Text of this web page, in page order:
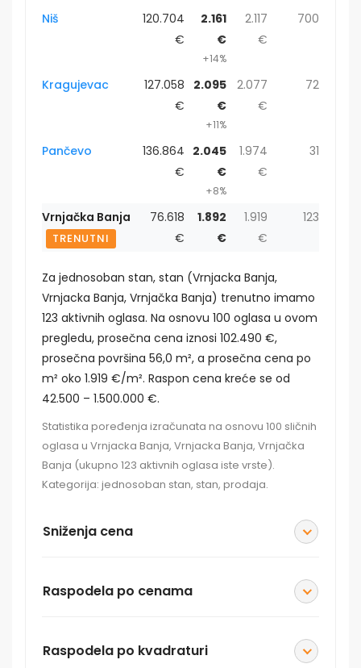
Niš
120.704
€
2.161
€
+14%
2.117
€
700
Kragujevac
127.058
€
2.095
€
+11%
2.077
€
72
Pančevo
136.864
€
2.045
€
+8%
1.974
€
31
Vrnjačka Banja
TRENUTNI
76.618
€
1.892
€
1.919
€
123
Za jednosoban stan, stan (Vrnjacka Banja,
Vrnjacka Banja, Vrnjačka Banja) trenutno imamo
123 aktivnih oglasa. Na osnovu 100 oglasa u ovom
pregledu, prosečna cena iznosi 102.490 €,
prosečna površina 56,0 m², a prosečna cena po
m² oko 1.919 €/m². Raspon cena kreće se od
42.500 – 1.500.000 €.
Statistika poređenja izračunata na osnovu 100 sličnih
oglasa u Vrnjacka Banja, Vrnjacka Banja, Vrnjačka
Banja (ukupno 123 aktivnih oglasa iste vrste).
Kategorija: jednosoban stan, stan, prodaja.
Sniženja cena
Raspodela po cenama
Raspodela po kvadraturi